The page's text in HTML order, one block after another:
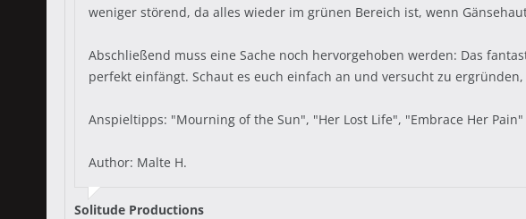
weniger störend, da alles wieder im grünen Bereich ist, wenn
Abschließend muss eine Sache noch hervorgehoben werden: Das
perfekt einfängt. Schaut es euch einfach an und versucht zu
Anspieltipps: "Mourning of the Sun", "Her Lost Life", "Embrace Her Pain"
Author: Malte H.
Solitude Productions